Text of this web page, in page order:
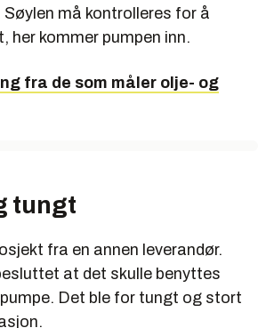
Søylen må kontrolleres for å
her kommer pumpen inn.
fra de som måler olje- og
tungt
fra en annen leverandør.
at det skulle benyttes
Det ble for tungt og stort